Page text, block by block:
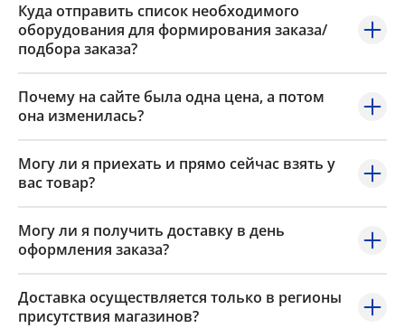
Куда отправить список необходимого
оборудования для формирования заказа/
подбора заказа?
Почему на сайте была одна цена, а потом
она изменилась?
Могу ли я приехать и прямо сейчас взять у
вас товар?
Могу ли я получить доставку в день
оформления заказа?
Доставка осуществляется только в регионы
присутствия магазинов?